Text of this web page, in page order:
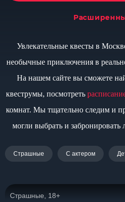
Увлекательные квесты в
необычные приключения в
На нашем сайте вы сможете
квеструмы, посмотреть
комнат. Мы тщательно следим и
могли выбрать и
Страшные С актером
Страшные, 18+